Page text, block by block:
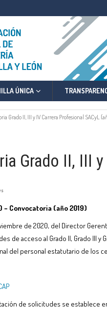
ÚNICA
Grado II, III y IV Carrera Profesional SACyL
Grado II, III
– Convocatoria (año 2019)
de 2020, del Director
de acceso al Grado II, Grado III
del personal estatutario de los
de solicitudes se establece